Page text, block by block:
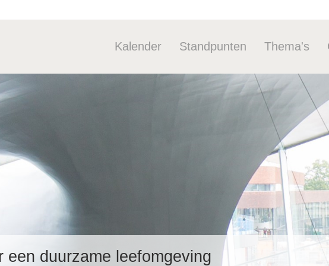
Kalender Standpunten Thema's
Duurzaam
Stoffen
Arbeid
Tools
een duurzame leefomgeving